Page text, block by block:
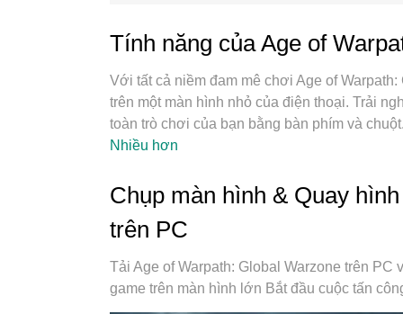
Tính năng của Age of
Với tất cả niềm đam mê chơi Age of
trên một màn hình nhỏ của điện thoại. Trải
toàn trò chơi của bạn bằng bàn phím và
mong đợi. Tải xuống và chơi Age of
nhất để chơi Age of Warpath: Global
thống sơ đồ bàn phím tinh tế làm cho Age of
PC. Trình Quản lý đa năng, đã được chăm
phát huy toàn bộ tiềm năng PC của bạn,
quá trình tận hưởng hạnh phúc ở mỗi trò chơi
Nhiều hơn
Chụp màn hình & Quay
trên PC
Tải Age of Warpath: Global Warzone trên
game trên màn hình lớn Bắt đầu cuộc tấn